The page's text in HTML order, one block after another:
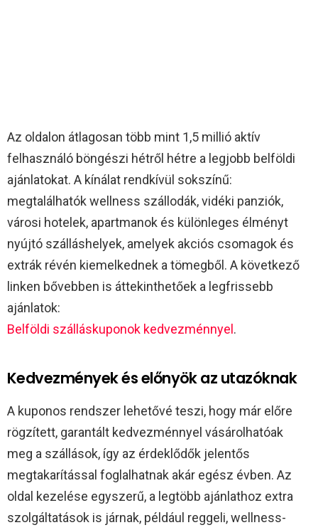
Az oldalon átlagosan több mint 1,5 millió aktív
felhasználó böngészi hétről hétre a legjobb belföldi
ajánlatokat. A kínálat rendkívül sokszínű:
megtalálhatók wellness szállodák, vidéki panziók,
városi hotelek, apartmanok és különleges élményt
nyújtó szálláshelyek, amelyek akciós csomagok és
extrák révén kiemelkednek a tömegből. A következő
linken bővebben is áttekinthetőek a legfrissebb
ajánlatok:
Belföldi szálláskuponok kedvezménnyel.
Kedvezmények és előnyök az utazóknak
A kuponos rendszer lehetővé teszi, hogy már előre
rögzített, garantált kedvezménnyel vásárolhatóak
meg a szállások, így az érdeklődők jelentős
megtakarítással foglalhatnak akár egész évben. Az
oldal kezelése egyszerű, a legtöbb ajánlathoz extra
szolgáltatások is járnak, például reggeli, wellness-